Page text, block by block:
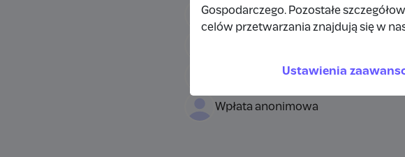
Damianbloque Wordpress
Wpłata anonimowa
Wpłata anonimowa
Gospodarczego. Pozostałe
celów przetwarzania znajdują się w
Ustawienia